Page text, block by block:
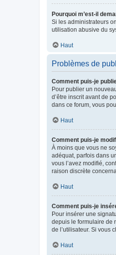
Pourquoi m’est-il
Si les administrateurs
utilisation abusive du
Haut
Problèmes de
Comment puis-je
Pour publier un
d’être inscrit avant de
dans ce forum, vous
Haut
Comment puis-je
À moins que vous ne
adéquat, parfois dans
vous l’avez modifié,
raison discrète
Haut
Comment puis-je
Pour insérer une
depuis le formulaire de
de l’utilisateur. Si vous
Haut